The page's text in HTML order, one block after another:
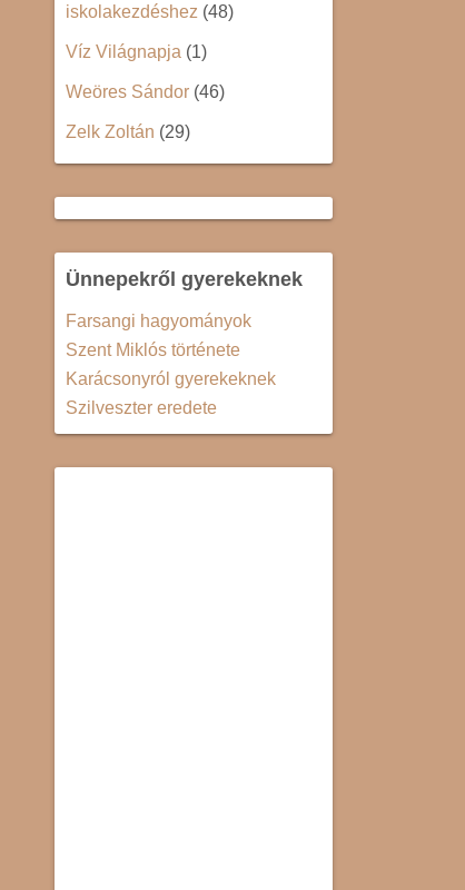
iskolakezdéshez (48)
Víz Világnapja (1)
Weöres Sándor (46)
Zelk Zoltán (29)
Ünnepekről gyerekeknek
Farsangi hagyományok
Szent Miklós története
Karácsonyról gyerekeknek
Szilveszter eredete